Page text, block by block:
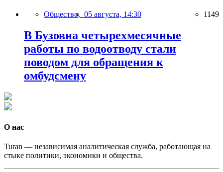
Общество, 05 августа, 14:30 1149
В Бузовна четырехмесячные
работы по водоотводу стали
поводом для обращения к
омбудсмену
О нас
Turan — независимая аналитическая служба, работающая на
стыке политики, экономики и общества.